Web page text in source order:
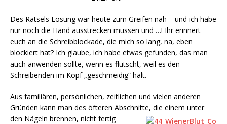
Des Rätsels Lösung war heute zum Greifen nah – und ich habe
nur noch die Hand ausstrecken müssen und …! Ihr erinnert
euch an die Schreibblockade, die mich so lang, na, eben
blockiert hat? Ich glaube, ich habe etwas gefunden, das man
auch anwenden sollte, wenn es flutscht, weil es den
Schreibenden im Kopf „geschmeidig“ hält.
Aus familiären, persönlichen, zeitlichen und vielen anderen
Gründen kann man des öfteren Abschnitte, die einem unter
den Nägeln brennen, nicht fertig